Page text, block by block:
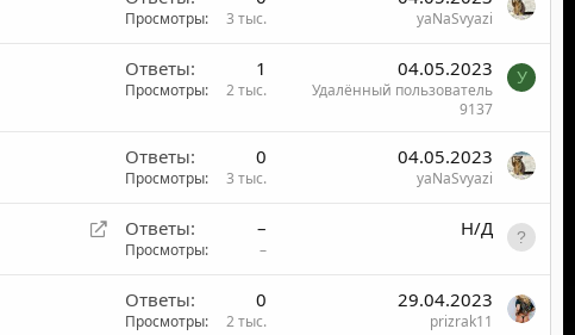
Просмотры 3 тыс. yaNaSvyazi
Ответы 1
Просмотры 2 тыс.
04.05.2023
Удалённый пользователь
9137
У
Ответы 0
Просмотры 3 тыс.
04.05.2023
yaNaSvyazi
П
Ответы –
Просмотры –
Н/Д
Ответы 0
Просмотры 2 тыс.
29.04.2023
prizrak11